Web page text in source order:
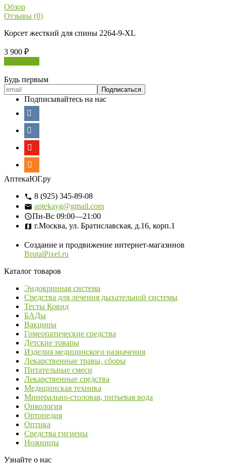
Обзор
Отзывы (0)
Корсет жесткий для спины 2264-9-XL
3 900 ₽
Будь первым
Подписывайтесь на нас
АптекаЮГ.ру
8 (925) 345-89-08
aptekayg@gmail.com
Пн-Вс 09:00—21:00
г.Москва, ул. Братиславская, д.16, корп.1
Создание и продвижение интернет-магазинов
BrutalPixel.ru
Каталог товаров
Эндокринная система
Средства для лечения дыхательной системы
Тесты Ковид
БАДы
Вакцины
Гомеопатические средства
Детские товары
Изделия медицинского назначения
Лекарственные травы, сборы
Питательные смеси
Лекарственные средства
Медицинская техника
Минерально-столовая, питьевая вода
Онкология
Ортопедия
Оптика
Средства гигиены
Ножницы
Узнайте о нас